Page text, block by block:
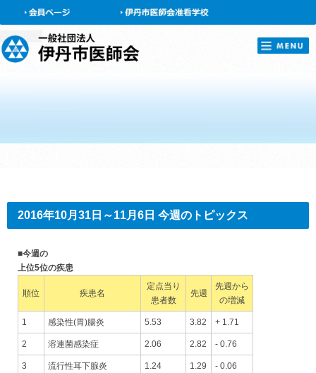
会員ページ
2016年10月31日～11月6日 今週のトピックス
■今週の
上位5位の疾患
順位 疾患名
定点当り
患者数
先週
先週から
の増減
1 感染性(胃)腸炎 5.53 3.82 + 1.71
2 溶連菌感染症 2.06 2.82 - 0.76
3 流行性耳下腺炎 1.24 1.29 - 0.06